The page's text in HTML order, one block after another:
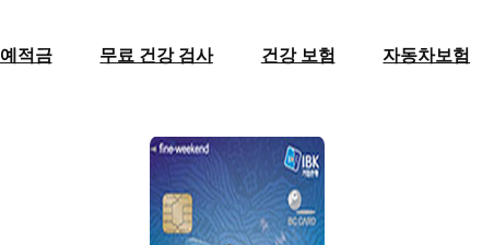
예적금 무료 건강 검사 건강 보험 자동차보험